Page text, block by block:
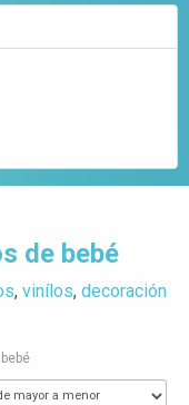
de bebé
, vinílos, decoración